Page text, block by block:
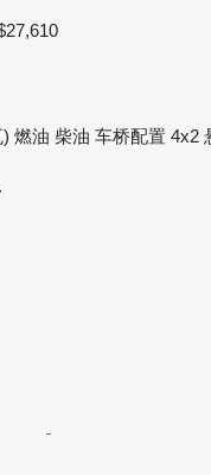
燃油 柴油 车桥配置 4x2